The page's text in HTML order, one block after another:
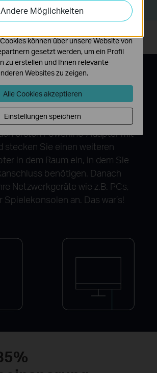
keine
erforderlich
ersten Powerline-Adapter mit
stecken Sie einen weiteren
in dem Raum ein, in dem Sie
benötigen. Danach
Netzwerkgeräte wie z.B. PCs,
an. Das war’s!
Andere Möglichkeiten
zu analysieren, um die
unserer Website zu verbessern und
können über unsere Website von
gesetzt werden, um ein Profil
zu erstellen und Ihnen relevante
Websites zu zeigen.
Alle Cookies akzeptieren
Einstellungen speichern